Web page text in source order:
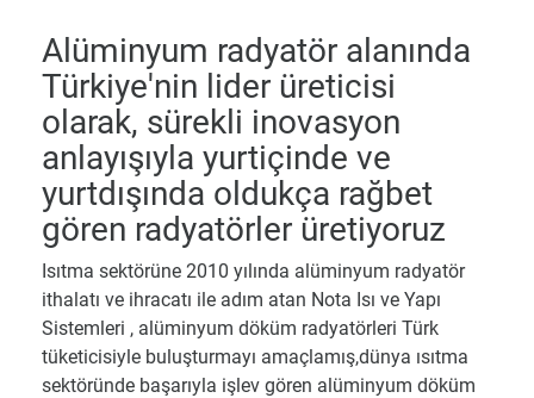
Alüminyum radyatör alanında
Türkiye'nin lider üreticisi
olarak, sürekli inovasyon
anlayışıyla yurtiçinde ve
yurtdışında oldukça rağbet
gören radyatörler üretiyoruz
Isıtma sektörüne 2010 yılında alüminyum radyatör
ithalatı ve ihracatı ile adım atan Nota Isı ve Yapı
Sistemleri , alüminyum döküm radyatörleri Türk
tüketicisiyle buluşturmayı amaçlamış,dünya ısıtma
sektöründe başarıyla işlev gören alüminyum döküm